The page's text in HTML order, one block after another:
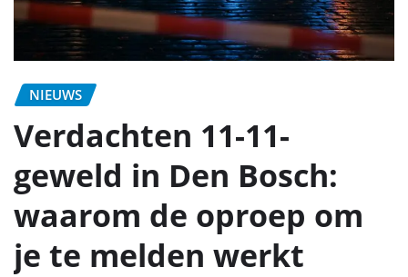
NIEUWS
Verdachten 11-11-
geweld in Den Bosch:
waarom de oproep om
je te melden werkt